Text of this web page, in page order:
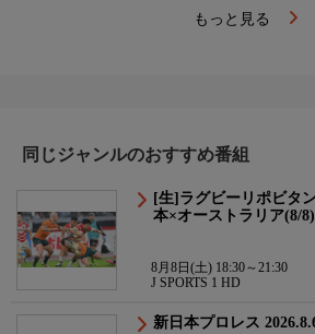
もっと見る
同じジャンルのおすすめ番組
[生]ラグビーリポビタ
本×オーストラリア(8/8)
8月8日(土) 18:30～21:30
J SPORTS 1 HD
新日本プロレス